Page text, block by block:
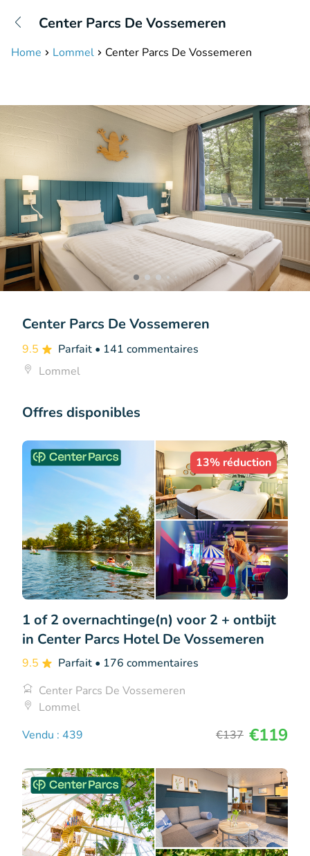
Disponible jusqu'à 23:00 heures
Center Parcs De Vossemeren
Home Lommel Center Parcs De Vossemeren
Center Parcs De Vossemeren
9.5 Parfait • 141 commentaires
Lommel
Offres disponibles
13% réduction
1 of 2 overnachtinge(n) voor 2 + ontbijt
in Center Parcs Hotel De Vossemeren
9.5 Parfait • 176 commentaires
Center Parcs De Vossemeren
Lommel
Vendu : 439
€137 €119